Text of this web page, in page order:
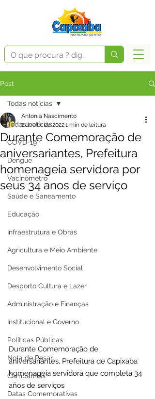
Post
Todas notícias
COVD-19
Dengue
Vacinômetro
Saúde e Saneamento
Educação
Infraestrutura e Obras
Agricultura e Meio Ambiente
Desenvolvimento Social
Desporto Cultura e Lazer
Administração e Finanças
Institucional e Governo
Políticas Públicas
Nota de Pesar
Campanhas
Datas Comemorativas
Todas notícias
Durante Comemoração de
aniversariantes, Prefeitura
homenageia servidora por
seus 34 anos de serviço
Antonia Nascimento
1 de abr. de 20221 min de leitura
Durante Comemoração de
aniversariantes, Prefeitura de Capixaba
homenageia servidora que completa 34
años de serviços